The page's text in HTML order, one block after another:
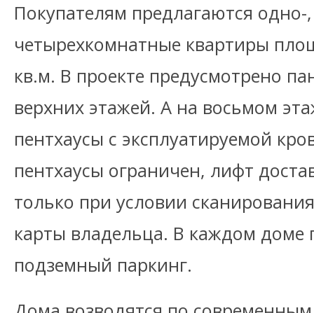
Покупателям предлагаются одно-
четырехкомнатные квартиры
кв.м. В проекте предусмотрено
верхних этажей. А на восьмом
пентхаусы с эксплуатируемой
пентхаусы ограничен, лифт
только при условии
карты владельца. В каждом доме
подземный паркинг.